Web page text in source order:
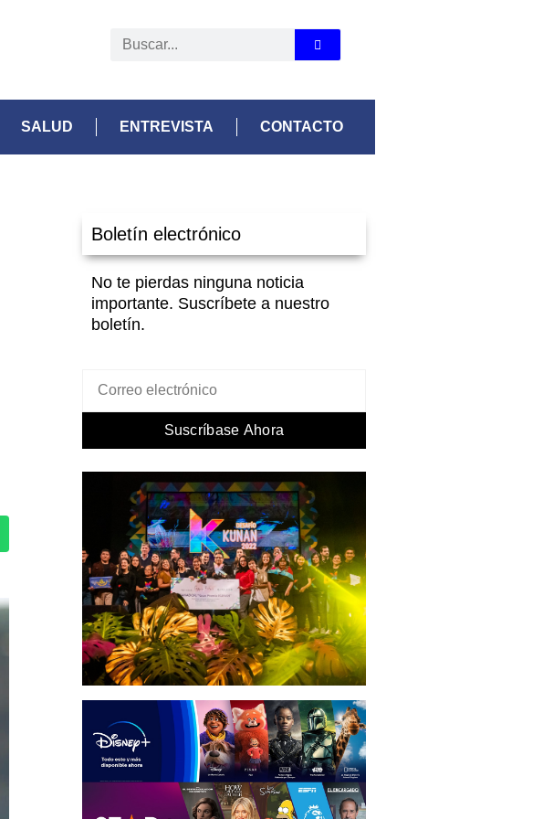
SALUD ENTREVISTA CONTACTO
Boletín electrónico
No te pierdas ninguna noticia
importante. Suscríbete a nuestro
boletín.
Suscríbase Ahora